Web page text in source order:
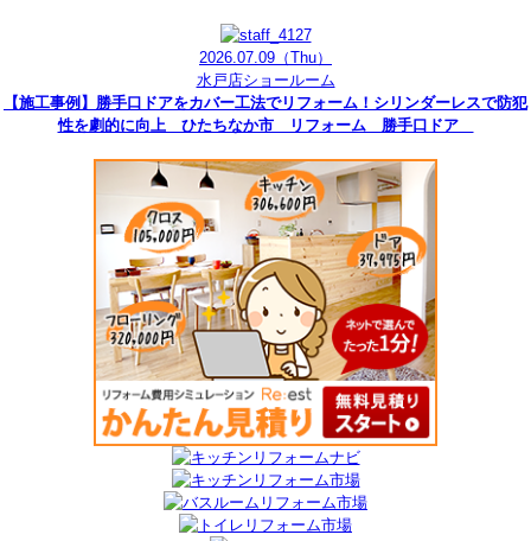
2026.07.09 （Thu）
水戸店ショールーム
【施工事例】勝手口ドアをカバー工法でリフォーム！シリンダーレスで防犯
性を劇的に向上 ひたちなか市 リフォーム 勝手口ドア